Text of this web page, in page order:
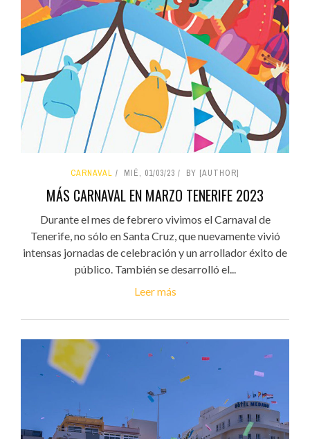
CARNAVAL MIÉ, 01/03/23 BY [AUTHOR]
MÁS CARNAVAL EN MARZO TENERIFE 2023
Durante el mes de febrero vivimos el Carnaval de
Tenerife, no sólo en Santa Cruz, que nuevamente vivió
intensas jornadas de celebración y un arrollador éxito de
público. También se desarrolló el...
Leer más